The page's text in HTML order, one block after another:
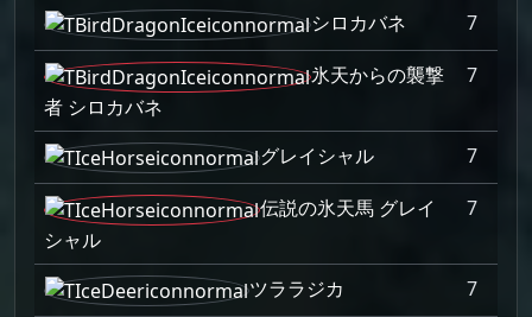
シロカバネ
7
氷天からの襲撃
者 シロカバネ
7
グレイシャル
7
伝説の氷天馬 グレイ
シャル
7
ツララジカ
7